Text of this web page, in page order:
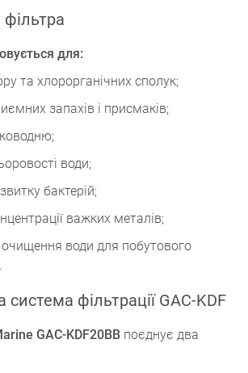
для:
та хлорорганічних сполук;
запахів і присмаків;
води;
бактерій;
важких металів;
води для побутового
фільтрації GAC-KDF
GAC-KDF20BB поєднує два